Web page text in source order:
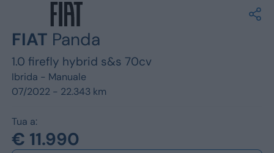
FIAT Panda
1.0 firefly hybrid s&s 70cv
Ibrida - Manuale
07/2022 - 22.343 km
Tua a:
€ 11.990